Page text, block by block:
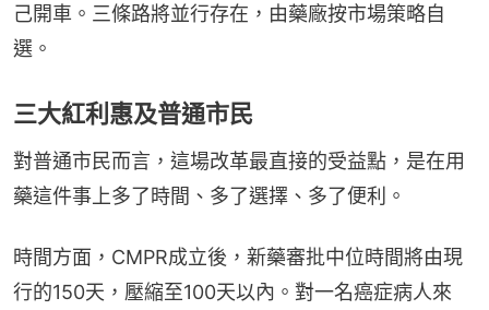
己開車。三條路將並行存在，由藥廠按市場策略自
選。
三大紅利惠及普通市民
對普通市民而言，這場改革最直接的受益點，是在用
藥這件事上多了時間、多了選擇、多了便利。
時間方面，CMPR成立後，新藥審批中位時間將由現
行的150天，壓縮至100天以內。對一名癌症病人來